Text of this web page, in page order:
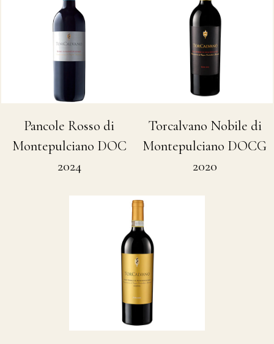
Pancole Rosso di
Montepulciano DOC
2024
Torcalvano Nobile di
Montepulciano DOCG
2020